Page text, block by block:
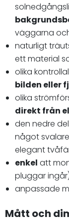
väggarna
naturligt
ett material
olika
bilden eller
olika
direkt från
den nedre
något
elegant
enkel att
pluggar
anpassade
Mått och